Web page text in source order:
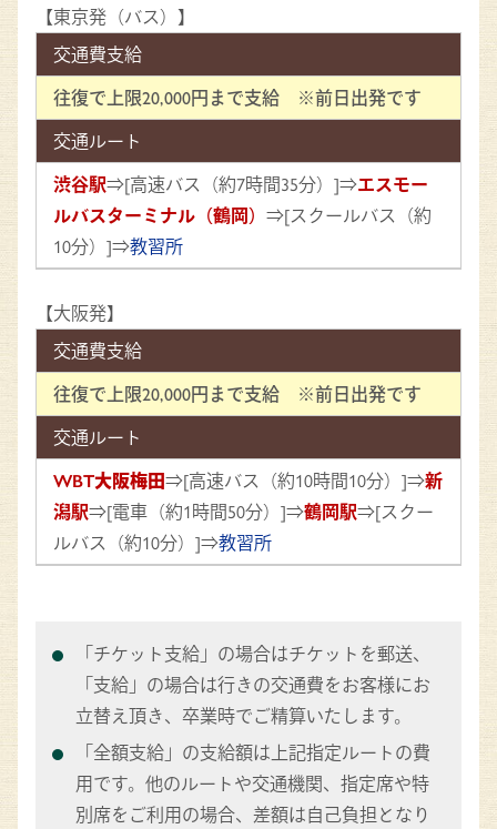
【東京発（バス）】
交通費支給
往復で上限20,000円まで支給 ※前日出発です
交通ルート
渋谷駅⇒[高速バス（約7時間35分）]⇒エスモー
ルバスターミナル（鶴岡） ⇒[スクールバス（約
10分）]⇒教習所
【大阪発】
交通費支給
往復で上限20,000円まで支給 ※前日出発です
交通ルート
WBT大阪梅田⇒[高速バス（約10時間10分）]⇒新
潟駅⇒[電車（約1時間50分）]⇒鶴岡駅⇒[スクー
ルバス（約10分）]⇒教習所
「チケット支給」の場合はチケットを郵送、
「支給」の場合は行きの交通費をお客様にお
立替え頂き、卒業時でご精算いたします。
「全額支給」の支給額は上記指定ルートの費
用です。他のルートや交通機関、指定席や特
別席をご利用の場合、差額は自己負担となり